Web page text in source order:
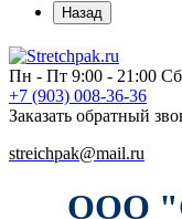
Назад
Пн - Пт 9:00 - 21:00
+7 (903) 008-36-36
Заказать обратный
streichpak@mail.ru
ООО